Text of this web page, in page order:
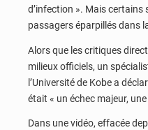
d’infection ». Mais certains
passagers éparpillés dans
Alors que les critiques
milieux officiels, un
l’Université de Kobe a
était « un échec majeur,
Dans une vidéo, effacée